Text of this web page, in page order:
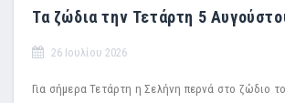
Τα ζώδια την Τετάρτη 5
26 Ιουλίου 2026
Για σήμερα Τετάρτη η Σελήνη περνά στο ζώδιο